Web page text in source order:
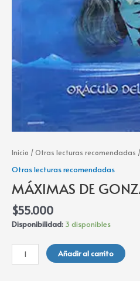
Inicio /Otras lecturas recomendadas
Otras lecturas recomendadas
MÁXIMAS DE
$55.000
Disponibilidad: 3 disponibles
Añadir al carrito